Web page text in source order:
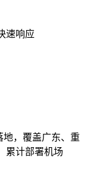
速响应
，覆盖广东、重
累计部署机场